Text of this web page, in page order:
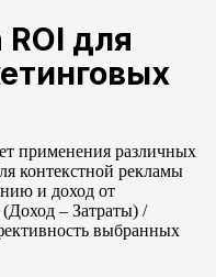
для
применения различных
контекстной рекламы
и доход от
– Затраты) /
выбранных